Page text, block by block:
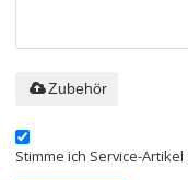
Zubehör
Stimme ich Service-Artikel